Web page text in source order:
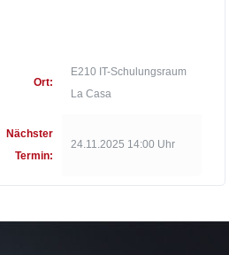
Ort:
E210 IT-Schulungsraum
La Casa
Nächster
Termin:
24.11.2025 14:00 Uhr